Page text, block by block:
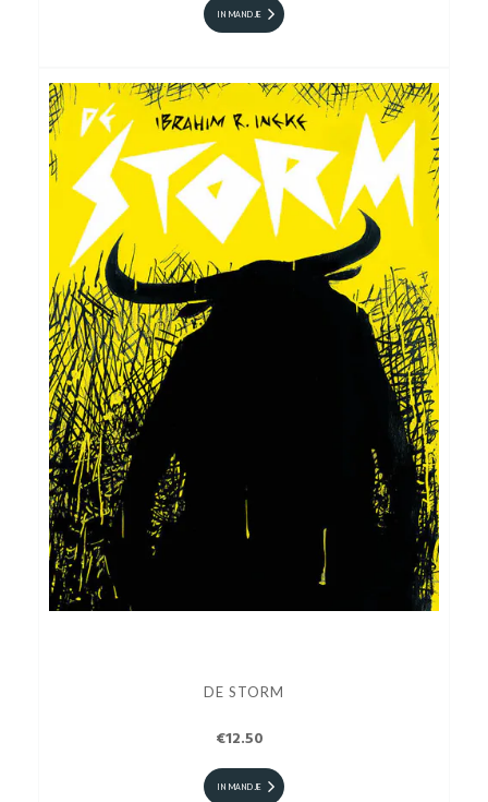
IN MANDJE
DE STORM
€12.50
IN MANDJE